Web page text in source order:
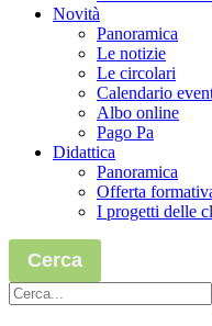
Novità
Panoramica
Le notizie
Le circolari
Calendario
Albo online
Pago Pa
Didattica
Panoramica
Offerta
I progetti delle
Cerca